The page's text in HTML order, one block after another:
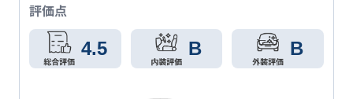
評価点
4.5 B B